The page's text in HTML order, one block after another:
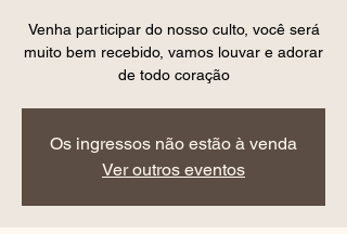
Venha participar do nosso culto, você será
muito bem recebido, vamos louvar e adorar
de todo coração
Os ingressos não estão à venda
Ver outros eventos